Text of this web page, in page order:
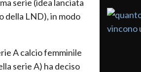
serie (idea lanciata
della LND), in modo
A calcio femminile
serie A) ha deciso